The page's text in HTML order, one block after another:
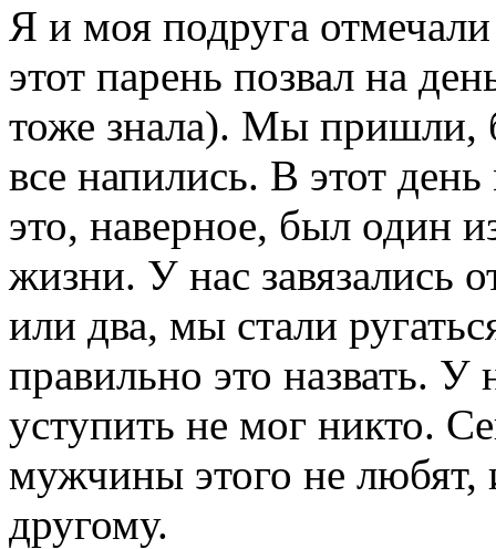
Я и моя подруга
этот парень позвал на
тоже знала). Мы пришли,
все напились. В этот
это, наверное, был один
жизни. У нас завязались
или два, мы стали
правильно это назвать. У
уступить не мог никто.
мужчины этого не любят,
другому.